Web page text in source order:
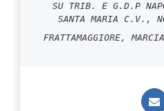
SU TRIB. E G.D.P
SANTA MARIA C.V.,
FRATTAMAGGIORE,